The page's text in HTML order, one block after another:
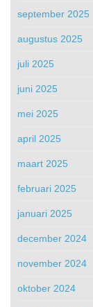
september 2025
augustus 2025
juli 2025
juni 2025
mei 2025
april 2025
maart 2025
februari 2025
januari 2025
december 2024
november 2024
oktober 2024